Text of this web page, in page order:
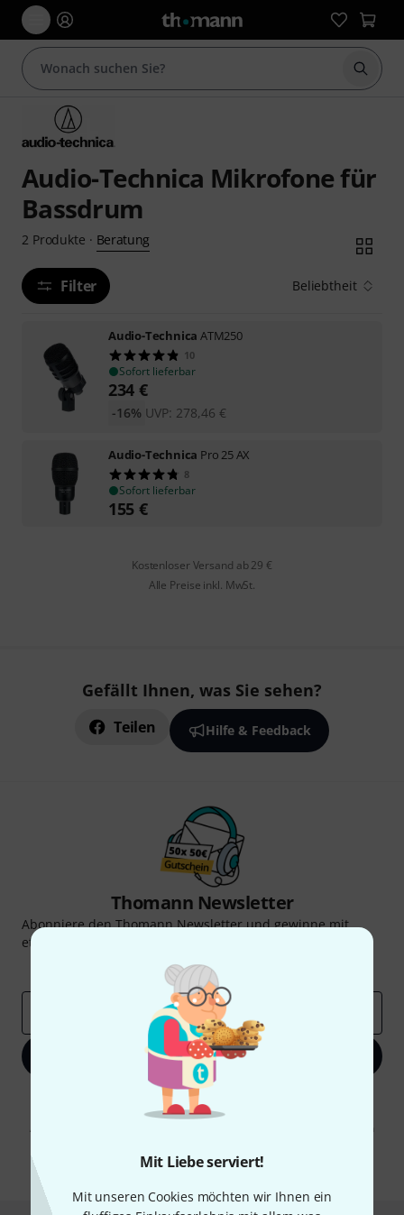
Mit Liebe serviert!
Mit unseren Cookies möchten wir Ihnen ein
Suche
Audio-Technica Mikrofone für
Bassdrum
2 Produkte · Beratung
Filter Beliebtheit
Audio-Technica ATM250
10
Sofort lieferbar
234 €
UVP: 278,46 €
-16%
Audio-Technica Pro 25 AX
8
Sofort lieferbar
155 €
Kostenloser Versand ab 29 €
Alle Preise inkl. MwSt.
Gefällt Ihnen, was Sie sehen?
Teilen Hilfe & Feedback
Thomann Newsletter
Abonniere den Thomann Newsletter und gewinne mit
etwas Glück einen von
Inspirierende Beiträge
Deals
Jetzt anmelden
Mit Klick auf „Jetzt anmelden“ stimmen Sie dem Erhalt von E-Mail-
Werbung und einer Messung des E-Mail-Nutzungsverhaltens zu. Die
Abmeldung ist jederzeit möglich. Weitere Informationen finden Sie in
* Pflichtfeld